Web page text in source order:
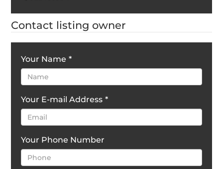
Contact listing owner
Your Name *
Your E-mail Address *
Your Phone Number